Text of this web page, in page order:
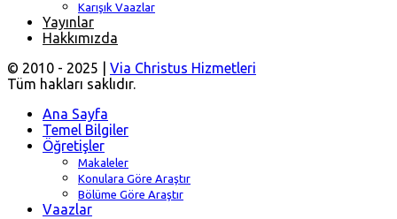
Karışık Vaazlar
Yayınlar
Hakkımızda
© 2010 - 2025 | Via Christus Hizmetleri
Tüm hakları saklıdır.
Ana Sayfa
Temel Bilgiler
Öğretişler
Makaleler
Konulara Göre Araştır
Bölüme Göre Araştır
Vaazlar